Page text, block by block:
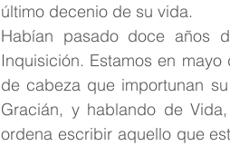
último decenio de su vida.
Habían pasado doce años
Inquisición. Estamos en
de cabeza que importunan
Gracián, y hablando de
ordena escribir aquello que